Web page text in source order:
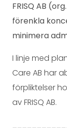
FRISQ AB
förenkla
minimera
I linje med
Care AB har
förpliktelser
av FRISQ AB.